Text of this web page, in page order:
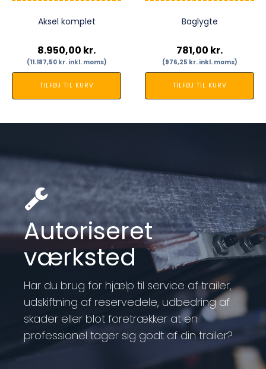
Aksel komplet
8.950,00 kr.
(11.187,50 kr.inkl. moms)
TILFØJ TIL KURV
Baglygte
781,00 kr.
(976,25 kr.inkl. moms)
TILFØJ TIL KURV
Autoriseret
værksted
Har du brug for hjælp til service af trailer,
udskiftning af reservedele, udbedring af
skader eller blot foretrækker at en
professionel tager sig godt af din trailer?